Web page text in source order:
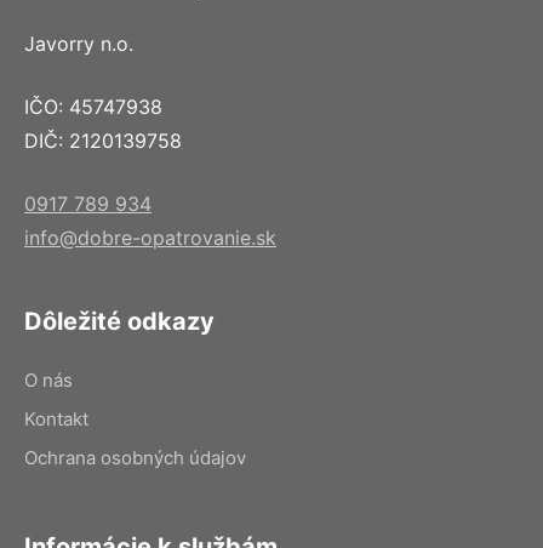
Javorry n.o.
IČO: 45747938
DIČ: 2120139758
0917 789 934
info@dobre-opatrovanie.sk
Dôležité odkazy
O nás
Kontakt
Ochrana osobných údajov